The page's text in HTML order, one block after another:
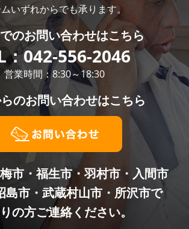
いずれからでも承ります。
のお問い合わせはこちら
：042-556-2046
営業時間：8:30～18:30
のお問い合わせはこちら
市・福生市・羽村市・入間市
島市・武蔵村山市・所沢市で
の方ご連絡ください。